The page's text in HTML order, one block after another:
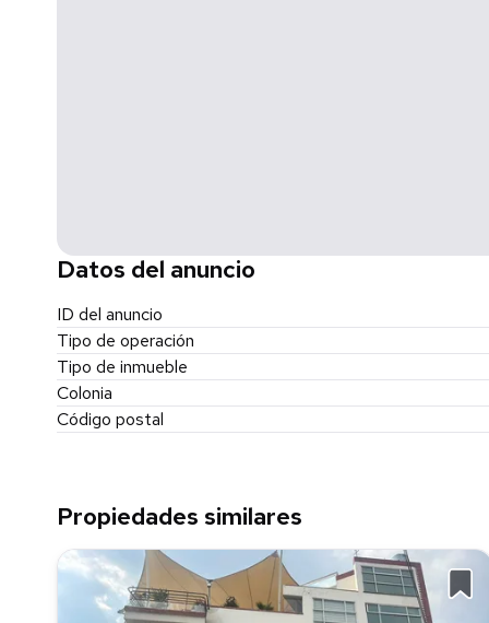
Datos del anuncio
ID del anuncio
Tipo de operación
Tipo de inmueble
Colonia
Código postal
Propiedades similares